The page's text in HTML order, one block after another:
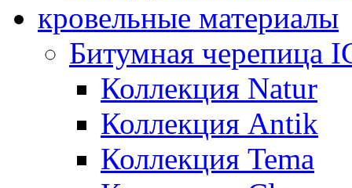
кровельные материалы
Битумная черепица
Коллекция Natur
Коллекция Antik
Коллекция Tema